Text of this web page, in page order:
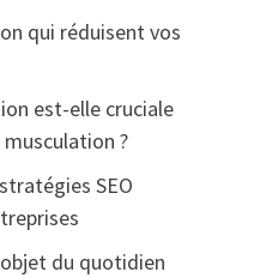
qui réduisent vos
est-elle cruciale
?
SEO
objet du quotidien